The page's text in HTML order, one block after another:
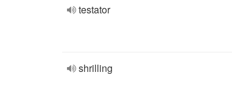
testator
shrilling